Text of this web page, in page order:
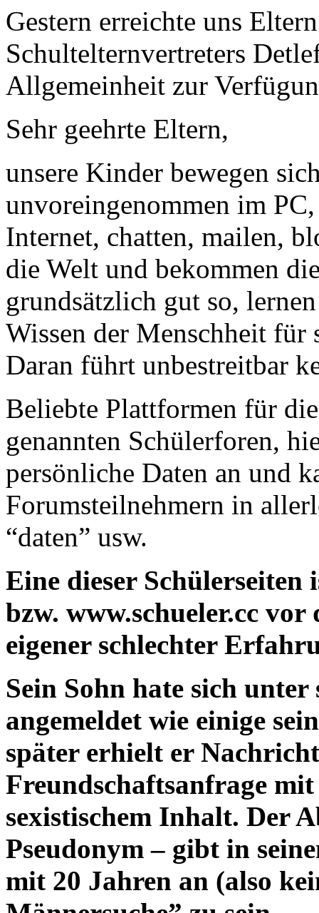
Gestern erreichte uns
Schultelternvertreters
Allgemeinheit zur
Sehr geehrte Eltern,
unsere Kinder bewegen
unvoreingenommen im
Internet, chatten, mailen,
die Welt und bekommen
grundsätzlich gut so,
Wissen der Menschheit
Daran führt unbestreitbar
Beliebte Plattformen für
genannten Schülerforen,
persönliche Daten an und
Forumsteilnehmern in
“daten” usw.
Eine dieser Schülerseiten
bzw. www.schueler.cc
eigener schlechter
Sein Sohn hate sich
angemeldet wie einige
später erhielt er
Freundschaftsanfrage
sexistischem Inhalt. Der
Pseudonym – gibt in
mit 20 Jahren an (also